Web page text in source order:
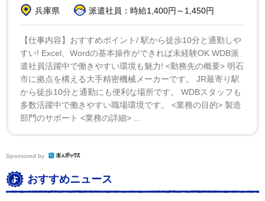
兵庫県
派遣社員：時給1,400円～1,450円
【仕事内容】おすすめポイント/ 駅から徒歩10分と通勤しや
すい! Excel、Wordの基本操作ができれば未経験OK WDB派
遣社員活躍中で働きやすい環境も魅力! <勤務先の概要> 明石
市に拠点を構える大手精密機械メーカーです。 JR最寄り駅
から徒歩10分と通勤にも便利な場所です。 WDBスタッフも
多数活躍中で働きやすい職場環境です。 <業務の目的> 製造
部門のサポート <業務の詳細> ...
Sponsored by
おすすめニュース